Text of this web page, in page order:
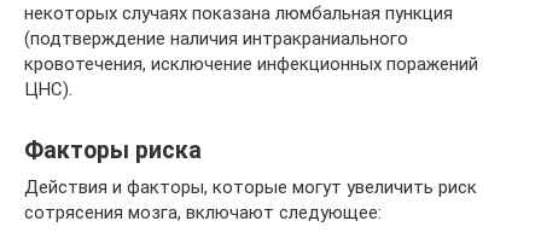
некоторых случаях показана люмбальная пункция
(подтверждение наличия интракраниального
кровотечения, исключение инфекционных поражений
ЦНС).
Факторы риска
Действия и факторы, которые могут увеличить риск
сотрясения мозга, включают следующее: